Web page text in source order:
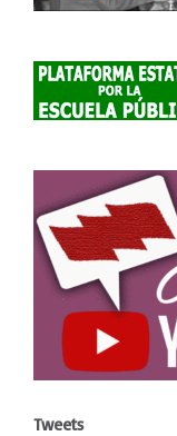
Tweets